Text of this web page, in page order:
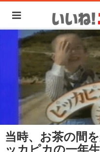
当時、お茶の間
ッカピカの一年